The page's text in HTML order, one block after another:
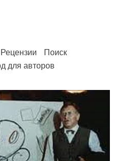
Рецензии
Поиск
для авторов